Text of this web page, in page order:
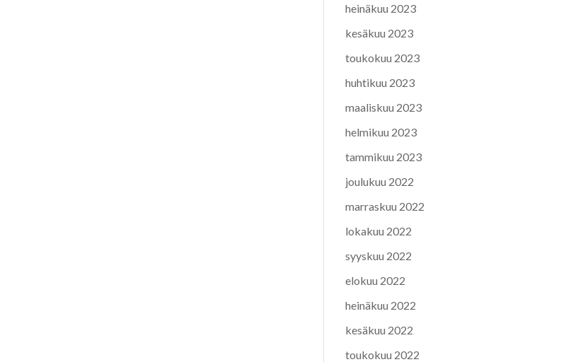
heinäkuu 2023
kesäkuu 2023
toukokuu 2023
huhtikuu 2023
maaliskuu 2023
helmikuu 2023
tammikuu 2023
joulukuu 2022
marraskuu 2022
lokakuu 2022
syyskuu 2022
elokuu 2022
heinäkuu 2022
kesäkuu 2022
toukokuu 2022